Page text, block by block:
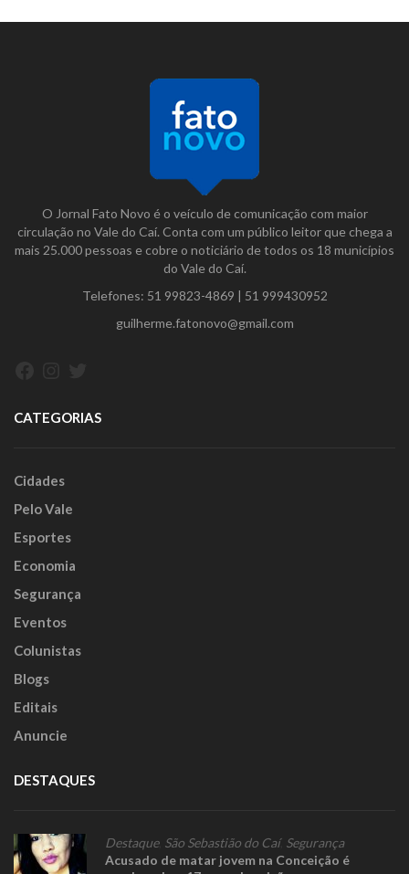
O Jornal Fato Novo é o veículo de comunicação com maior
circulação no Vale do Caí. Conta com um público leitor que chega a
mais 25.000 pessoas e cobre o noticiário de todos os 18 municípios
do Vale do Caí.
Telefones: 51 99823-4869 | 51 999430952
guilherme.fatonovo@gmail.com
CATEGORIAS
Cidades
Pelo Vale
Esportes
Economia
Segurança
Eventos
Colunistas
Blogs
Editais
Anuncie
DESTAQUES
Destaque, São Sebastião do Caí, Segurança
Acusado de matar jovem na Conceição é